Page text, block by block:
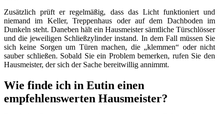
Zusätzlich prüft er regelmäßig, dass das Licht funktioniert und
niemand im Keller, Treppenhaus oder auf dem Dachboden im
Dunkeln steht. Daneben hält ein Hausmeister sämtliche Türschlösser
und die jeweiligen Schließzylinder instand. In dem Fall müssen Sie
sich keine Sorgen um Türen machen, die „klemmen“ oder nicht
sauber schließen. Sobald Sie ein Problem bemerken, rufen Sie den
Hausmeister, der sich der Sache bereitwillig annimmt.
Wie finde ich in Eutin einen
empfehlenswerten Hausmeister?